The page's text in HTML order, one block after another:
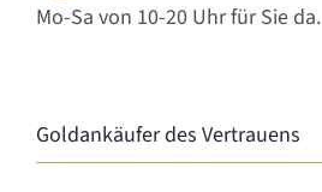
Mo-Sa von 10-20 Uhr für Sie da.
Goldankäufer des Vertrauens